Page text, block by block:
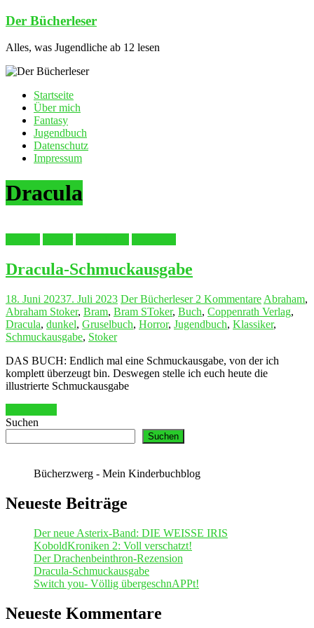
Zum
springen
Der Bücherleser
Alles, was Jugendliche ab 12 lesen
Startseite
Über mich
Fantasy
Jugendbuch
Datenschutz
Impressum
Dracula
Dracula-Schmuckausgabe
18. Juni 20237. Juli 2023 Der Bücherleser 2 Kommentare Abraham,
Abraham Stoker, Bram, Bram SToker, Buch, Coppenrath Verlag,
Dracula, dunkel, Gruselbuch, Horror, Jugendbuch, Klassiker,
Schmuckausgabe, Stoker
DAS BUCH: Endlich mal eine Schmuckausgabe, von der ich
komplett überzeugt bin. Deswegen stelle ich euch heute die
illustrierte Schmuckausgabe
Suchen
Suchen
Bücherzwerg - Mein Kinderbuchblog
Neueste Beiträge
Der neue Asterix-Band: DIE WEISSE IRIS
KoboldKroniken 2: Voll verschatzt!
Der Drachenbeinthron-Rezension
Dracula-Schmuckausgabe
Switch you- Völlig übergeschnAPPt!
Neueste Kommentare